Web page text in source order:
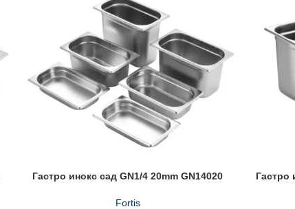
Гастро инокс сад GN1/4 20mm GN14020
Fortis
Гастро